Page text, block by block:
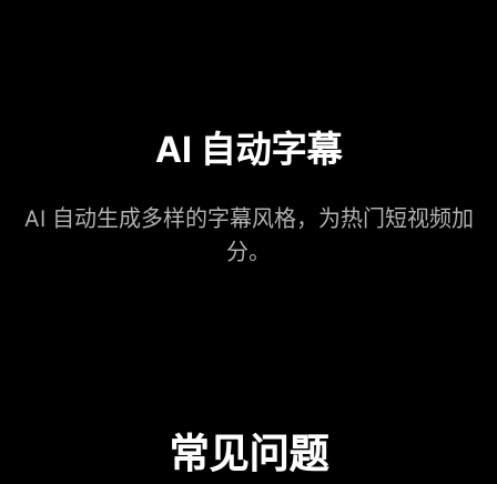
AI 自动字幕
AI 自动生成多样的字幕风格，为热门短视频加
分。
常见问题